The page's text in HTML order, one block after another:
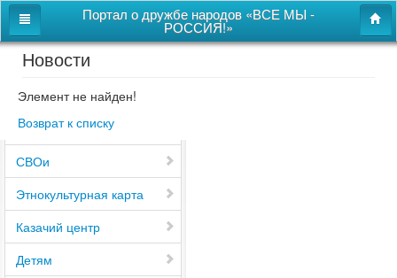
Портал о дружбе народов «ВСЕ МЫ -
РОССИЯ!»
Главная
Дом дружбы народов
Новости
СВОи
Этнокультурная карта
Казачий центр
Детям
Новости
Элемент не найден!
Возврат к списку